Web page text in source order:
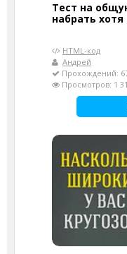
Тест на
набрать хотя
HTML-код
Андрей
Прохождений:
Просмотров: 1